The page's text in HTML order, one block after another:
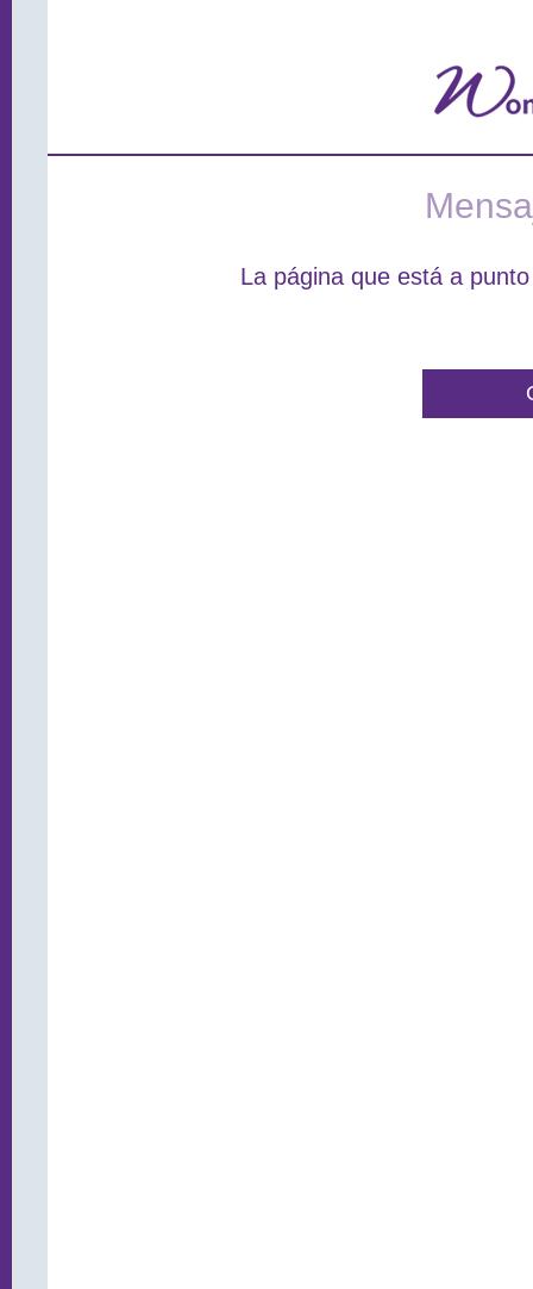
La página que está a